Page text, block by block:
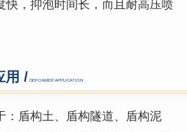
快，抑泡时间长，而且耐高压喷
用 / DEFOAMER APPLICATION
：盾构土、盾构隧道、盾构泥